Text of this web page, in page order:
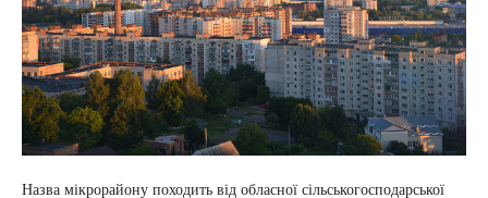
Назва мікрорайону походить від обласної сільськогосподарської